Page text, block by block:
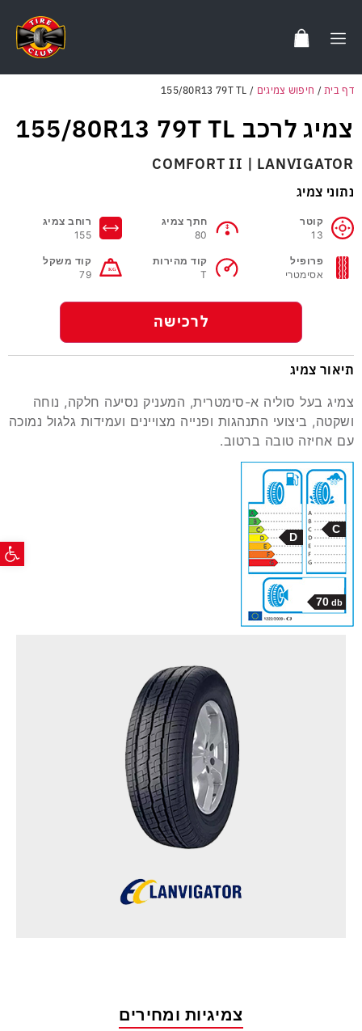
פתח
דף בית/ חיפוש צמיגים /
155/80R13 79T TL
צמיג לרכב 155/80R13 79T TL
COMFORT II | LANVIGATOR
נתוני צמיג
קוטר
13
חתך צמיג
80
רוחב צמיג
155
פרופיל
אסימטרי
קוד מהירות
T
קוד משקל
79
לרכישה
תיאור צמיג
צמיג בעל סוליה א-סימטרית, המעניק נסיעה חלקה, נוחה
ושקטה, ביצועי התנהגות ופנייה מצויינים ועמידות גלגול נמוכה
עם אחיזה טובה ברטוב.
D
C
70 db
צמיגיות ומחירים